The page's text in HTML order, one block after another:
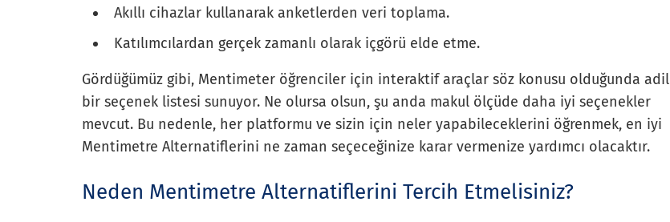
Akıllı cihazlar kullanarak anketlerden veri toplama.
Katılımcılardan gerçek zamanlı olarak içgörü elde etme.
Gördüğümüz gibi, Mentimeter öğrenciler için interaktif araçlar söz konusu olduğunda adil
bir seçenek listesi sunuyor. Ne olursa olsun, şu anda makul ölçüde daha iyi seçenekler
mevcut. Bu nedenle, her platformu ve sizin için neler yapabileceklerini öğrenmek, en iyi
Mentimetre Alternatiflerini ne zaman seçeceğinize karar vermenize yardımcı olacaktır.
Neden Mentimetre Alternatiflerini Tercih Etmelisiniz?